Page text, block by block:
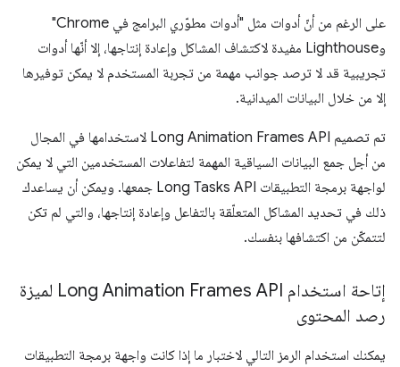
على الرغم من أنّ أدوات مثل "أدوات مطوّري البرامج في Chrome"
وLighthouse مفيدة لاكتشاف المشاكل وإعادة إنتاجها، إلا أنّها أدوات
تجريبية قد لا ترصد جوانب مهمة من تجربة المستخدم لا يمكن توفيرها
إلا من خلال البيانات الميدانية.
تم تصميم Long Animation Frames API لاستخدامها في المجال
من أجل جمع البيانات السياقية المهمة لتفاعلات المستخدمين التي لا يمكن
لواجهة برمجة التطبيقات Long Tasks API جمعها. ويمكن أن يساعدك
ذلك في تحديد المشاكل المتعلّقة بالتفاعل وإعادة إنتاجها، والتي لم تكن
لتتمكّن من اكتشافها بنفسك.
إتاحة استخدام Long Animation Frames API لميزة
رصد المحتوى
يمكنك استخدام الرمز التالي لاختبار ما إذا كانت واجهة برمجة التطبيقات